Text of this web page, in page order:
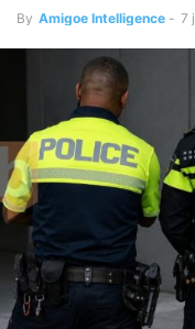
By Amigoe Intelligence - 7